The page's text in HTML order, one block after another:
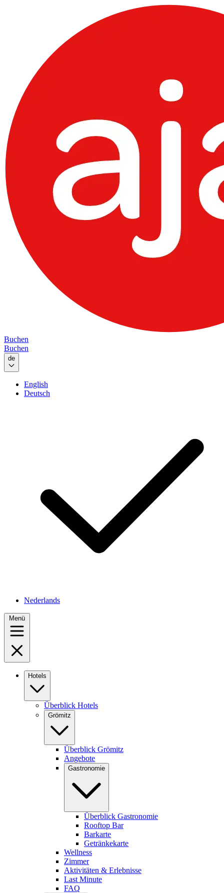
Buchen
Buchen
de
English
Deutsch
Nederlands
Menü
Hotels
Überblick Hotels
Grömitz
Überblick Grömitz
Angebote
Gastronomie
Überblick Gastronomie
Rooftop Bar
Barkarte
Getränkekarte
Wellness
Zimmer
Aktivitäten & Erlebnisse
Last Minute
FAQ